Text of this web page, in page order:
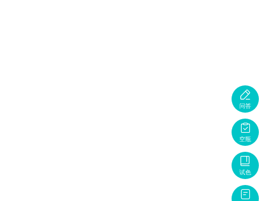

问答

空瓶

试色
